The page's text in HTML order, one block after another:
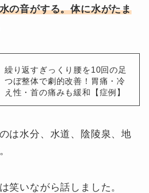
の音がする。体に水がたま
繰り返すぎっくり腰を10回の足
つぼ整体で劇的改善！胃痛・冷
え性・首の痛みも緩和【症例】
は水分、水道、陰陵泉、地
笑いながら話しました。